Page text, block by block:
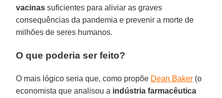
vacinas suficientes para aliviar as graves
consequências da pandemia e prevenir a morte de
milhões de seres humanos.
O que poderia ser feito?
O mais lógico seria que, como propõe Dean Baker (o
economista que analisou a indústria farmacêutica